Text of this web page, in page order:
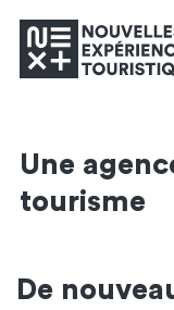
Une
tourisme
De